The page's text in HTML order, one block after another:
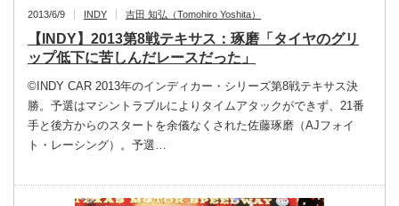
2013/6/9 INDY 吉田 知弘（Tomohiro Yoshita）
【INDY】2013第8戦テキサス：琢磨「タイヤのグリ
ップ低下に苦しんだレースだった」
©INDY CAR 2013年のインディカー・シリーズ第8戦テキサス決
勝。予選はマシントラブルによりタイムアタックができず、21番
手と後方からのスタートを余儀なくされた佐藤琢磨（AJフォイ
ト・レーシング）。予選…